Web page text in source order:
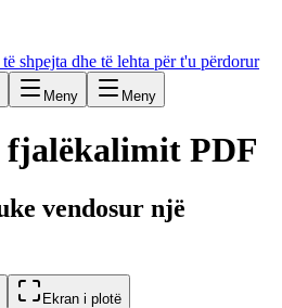
shpejta dhe të lehta për t'u përdorur
Meny Meny
fjalëkalimit PDF
vendosur një
Ekran i plotë